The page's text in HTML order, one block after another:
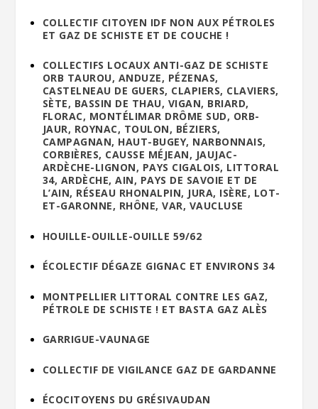
COLLECTIF CITOYEN IDF NON AUX PÉTROLES
ET GAZ DE SCHISTE ET DE COUCHE !
COLLECTIFS LOCAUX ANTI-GAZ DE SCHISTE
ORB TAUROU, ANDUZE, PÉZENAS,
CASTELNEAU DE GUERS, CLAPIERS, CLAVIERS,
SÈTE, BASSIN DE THAU, VIGAN, BRIARD,
FLORAC, MONTÉLIMAR DRÔME SUD, ORB-
JAUR, ROYNAC, TOULON, BÉZIERS,
CAMPAGNAN, HAUT-BUGEY, NARBONNAIS,
CORBIÈRES, CAUSSE MÉJEAN, JAUJAC-
ARDÈCHE-LIGNON, PAYS CIGALOIS, LITTORAL
34, ARDÈCHE, AIN, PAYS DE SAVOIE ET DE
L’AIN, RÉSEAU RHONALPIN, JURA, ISÈRE, LOT-
ET-GARONNE, RHÔNE, VAR, VAUCLUSE
HOUILLE-OUILLE-OUILLE 59/62
ÉCOLECTIF DÉGAZE GIGNAC ET ENVIRONS 34
MONTPELLIER LITTORAL CONTRE LES GAZ,
PÉTROLE DE SCHISTE ! ET BASTA GAZ ALÈS
GARRIGUE-VAUNAGE
COLLECTIF DE VIGILANCE GAZ DE GARDANNE
ÉCOCITOYENS DU GRÉSIVAUDAN